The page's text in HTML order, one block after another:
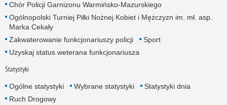
Chór Policji Garnizonu Warmińsko-Mazurskiego
Ogólnopolski Turniej Piłki Nożnej Kobiet i Mężczyzn im. mł. asp.
Marka Cekały
Zakwaterowanie funkcjonariuszy policji
Sport
Uzyskaj status weterana funkcjonariusza
Statystyki
Ogólne statystyki Wybrane statystyki
Statystyki dnia
Ruch Drogowy